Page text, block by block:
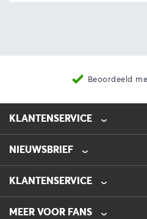
Beoordeeld
KLANTENSERVICE
0475-218632
info@automotive-
NIEUWSBRIEF
KLANTENSERVICE
Bestellen
Betalen
MEER VOOR FANS